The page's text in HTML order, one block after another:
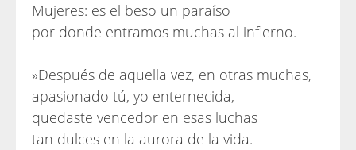
Mujeres: es el beso un paraíso
por donde entramos muchas al infierno.
»Después de aquella vez, en otras muchas,
apasionado tú, yo enternecida,
quedaste vencedor en esas luchas
tan dulces en la aurora de la vida.